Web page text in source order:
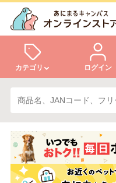
カテゴリ
犬
小動物・鳥
ログイン
ログイン
会員登録
あにまるキャンパスに